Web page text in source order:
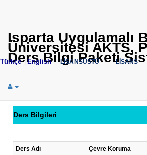
Isparta Uygulamalı
Üniversitesi AKTS,
Ders Bilgi Paketi
Türkçe|English LİSANSÜSTÜ LİSANS
Ders Bilgileri
Ders Adı
Çevre Koruma